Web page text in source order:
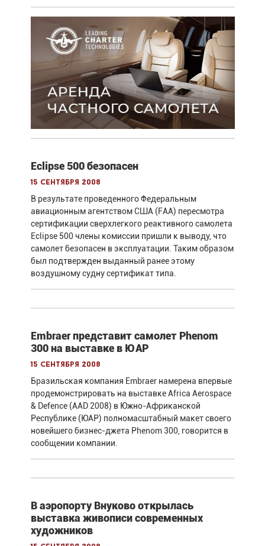
Eclipse 500 безопасен
15 сентября 2008
В результате проведенного Федеральным
авиационным агентством США (FAA) пересмотра
сертификации сверхлегкого реактивного самолета
Eclipse 500 члены комиссии пришли к выводу, что
самолет безопасен в эксплуатации. Таким образом
был подтвержден выданный ранее этому
воздушному судну сертификат типа.
Embraer представит самолет Phenom
300 на выставке в ЮАР
15 сентября 2008
Бразильская компания Embraer намерена впервые
продемонстрировать на выставке Africa Aerospace
& Defence (AAD 2008) в Южно-Африканской
Республике (ЮАР) полномасштабный макет своего
новейшего бизнес-джета Phenom 300, говорится в
сообщении компании.
В аэропорту Внуково открылась
выставка живописи современных
художников